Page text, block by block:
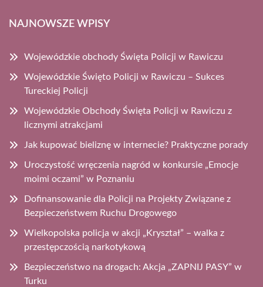
NAJNOWSZE WPISY
Wojewódzkie obchody Święta Policji w Rawiczu
Wojewódzkie Święto Policji w Rawiczu – Sukces
Tureckiej Policji
Wojewódzkie Obchody Święta Policji w Rawiczu z
licznymi atrakcjami
Jak kupować bieliznę w internecie? Praktyczne porady
Uroczystość wręczenia nagród w konkursie „Emocje
moimi oczami” w Poznaniu
Dofinansowanie dla Policji na Projekty Związane z
Bezpieczeństwem Ruchu Drogowego
Wielkopolska policja w akcji „Kryształ” – walka z
przestępczością narkotykową
Bezpieczeństwo na drogach: Akcja „ZAPNIJ PASY” w
Turku